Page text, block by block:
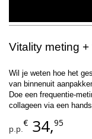
Vitality meting
Wil je weten hoe het
van binnenuit
Doe een frequentie-
collageen via een
p.p.
€ 34,95